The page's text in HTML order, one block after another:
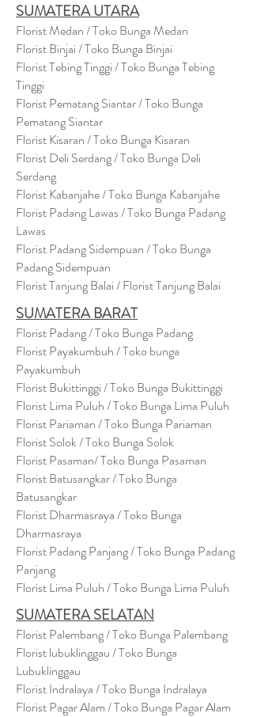
SUMATERA UTARA
Florist Medan / Toko Bunga Medan
Florist Binjai / Toko Bunga Binjai
Florist Tebing Tinggi / Toko Bunga Tebing
Tinggi
Florist Pematang Siantar / Toko Bunga
Pematang Siantar
Florist Kisaran / Toko Bunga Kisaran
Florist Deli Serdang / Toko Bunga Deli
Serdang
Florist Kabanjahe / Toko Bunga Kabanjahe
Florist Padang Lawas / Toko Bunga Padang
Lawas
Florist Padang Sidempuan / Toko Bunga
Padang Sidempuan
Florist Tanjung Balai / Florist Tanjung Balai
SUMATERA BARAT
Florist Padang / Toko Bunga Padang
Florist Payakumbuh / Toko bunga
Payakumbuh
Florist Bukittinggi / Toko Bunga Bukittinggi
Florist Lima Puluh / Toko Bunga Lima Puluh
Florist Pariaman / Toko Bunga Pariaman
Florist Solok / Toko Bunga Solok
Florist Pasaman/ Toko Bunga Pasaman
Florist Batusangkar / Toko Bunga
Batusangkar
Florist Dharmasraya / Toko Bunga
Dharmasraya
Florist Padang Panjang / Toko Bunga Padang
Panjang
Florist Lima Puluh / Toko Bunga Lima Puluh
SUMATERA SELATAN
Florist Palembang / Toko Bunga Palembang
Florist lubuklinggau / Toko Bunga
Lubuklinggau
Florist Indralaya / Toko Bunga Indralaya
Florist Pagar Alam / Toko Bunga Pagar Alam